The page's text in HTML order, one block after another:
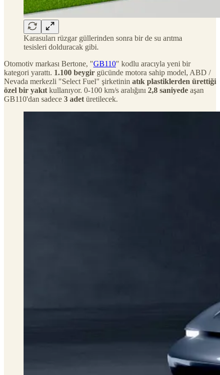
Karasuları rüzgar güllerinden sonra bir de su arıtma
tesisleri dolduracak gibi.
Otomotiv markası Bertone, "GB110" kodlu aracıyla yeni bir
kategori yarattı. 1.100 beygir gücünde motora sahip model, ABD /
Nevada merkezli "Select Fuel" şirketinin atık plastiklerden ürettiği
özel bir yakıt kullanıyor. 0-100 km/s aralığını 2,8 saniyede aşan
GB110'dan sadece 3 adet üretilecek.